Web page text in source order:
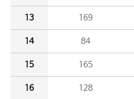
13 169
14 84
15 165
16 128